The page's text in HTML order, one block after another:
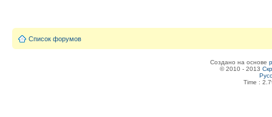
Список форумов
Создано на основе
© 2010 - 2013
Time :